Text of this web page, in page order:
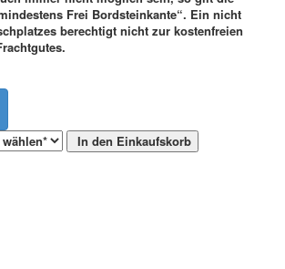
Frei Bordsteinkante“. Ein nicht
berechtigt nicht zur kostenfreien